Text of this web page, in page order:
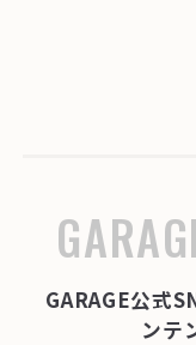
GARAGE公式
ンテ